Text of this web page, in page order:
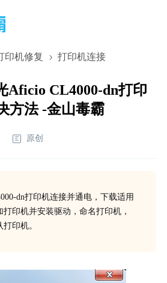
印机修复 打印机连接
Aficio CL4000-dn打印
方法 -金山毒霸
原创
dn打印机连接并通电，下载适用
印机并安装驱动，命名打印机，
印机。